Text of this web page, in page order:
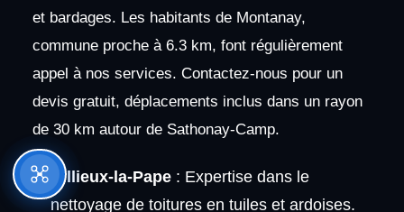
et bardages. Les habitants de Montanay,
commune proche à 6.3 km, font régulièrement
appel à nos services. Contactez-nous pour un
devis gratuit, déplacements inclus dans un rayon
de 30 km autour de Sathonay-Camp.
Rillieux-la-Pape: Expertise dans le
nettoyage de toitures en tuiles et ardoises.